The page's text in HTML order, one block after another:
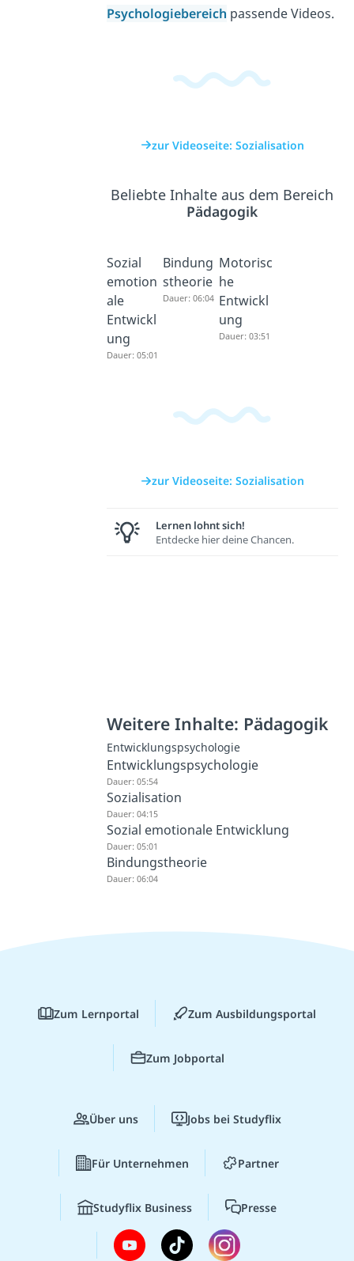
Psychologiebereich passende Videos.
zur Videoseite: Sozialisation
Beliebte Inhalte aus dem Bereich
Pädagogik
Sozial
emotion
ale
Entwickl
ung
Dauer: 05:01
Bindung
stheorie
Dauer: 06:04
Motorisc
he
Entwickl
ung
Dauer: 03:51
zur Videoseite: Sozialisation
Lernen lohnt sich!
Entdecke hier deine Chancen.
Weitere Inhalte: Pädagogik
Entwicklungspsychologie
Entwicklungspsychologie
Dauer: 05:54
Sozialisation
Dauer: 04:15
Sozial emotionale Entwicklung
Dauer: 05:01
Bindungstheorie
Dauer: 06:04
Zum Lernportal Zum Ausbildungsportal
Zum Jobportal
Über uns Jobs bei Studyflix
Für Unternehmen Partner
Studyflix Business Presse